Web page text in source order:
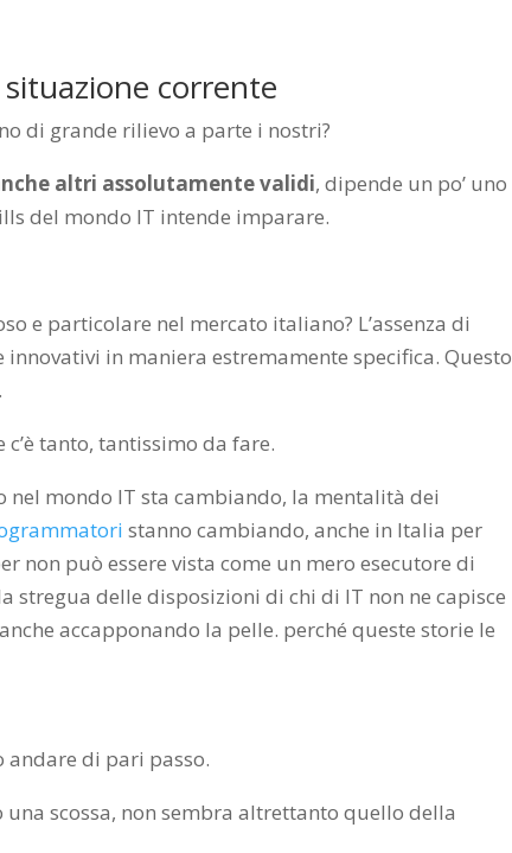
corrente
di grande rilievo a parte i nostri?
altri assolutamente validi, dipende un po’ uno
del mondo IT intende imparare.
e particolare nel mercato italiano? L’assenza di
in maniera estremamente specifica. Questo
tanto, tantissimo da fare.
nel mondo IT sta cambiando, la mentalità dei
stanno cambiando, anche in Italia per
non può essere vista come un mero esecutore di
stregua delle disposizioni di chi di IT non ne capisce
accapponando la pelle. perché queste storie le
andare di pari passo.
scossa, non sembra altrettanto quello della